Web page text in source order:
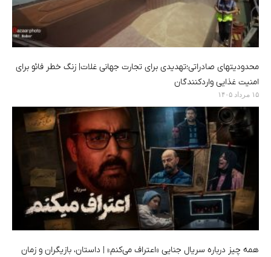
محدودیتهای صادراتی؛تهدیدی برای تجارت جهانی غلات| زنگ خطر فائو برای
امنیت غذایی واردکنندگان
۱۵ مرداد ۱۴۰۵
همه چیز درباره سریال جنایی «اعتراف می‌کنم» |‌ داستان، بازیگران و زمان